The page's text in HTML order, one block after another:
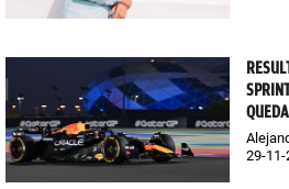
29-11-